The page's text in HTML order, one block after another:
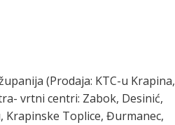
(Prodaja: KTC-u Krapina,
vrtni centri: Zabok, Desinić,
Krapinske Toplice, Đurmanec,